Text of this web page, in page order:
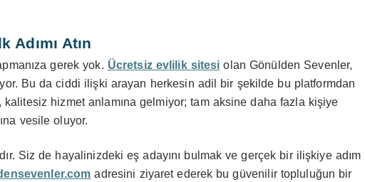
Atın
gerek yok. Ücretsiz evlilik sitesi olan Gönülden Sevenler,
Bu da ciddi ilişki arayan herkesin adil bir şekilde bu platformdan
kalitesiz hizmet anlamına gelmiyor; tam aksine daha fazla kişiye
vesile oluyor.
Siz de hayalinizdeki eş adayını bulmak ve gerçek bir ilişkiye adım
adresini ziyaret ederek bu güvenilir topluluğun bir